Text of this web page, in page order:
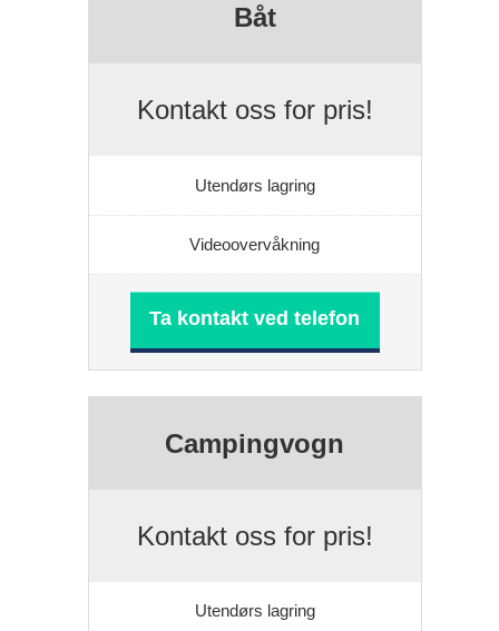
Båt
Kontakt oss for pris!
Utendørs lagring
Videoovervåkning
Ta kontakt ved telefon
Campingvogn
Kontakt oss for pris!
Utendørs lagring